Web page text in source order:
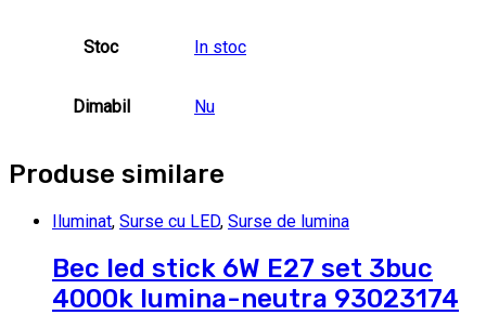
Stoc In stoc
Dimabil Nu
Produse similare
Iluminat, Surse cu LED, Surse de lumina
Bec led stick 6W E27 set 3buc
4000k lumina-neutra 93023174